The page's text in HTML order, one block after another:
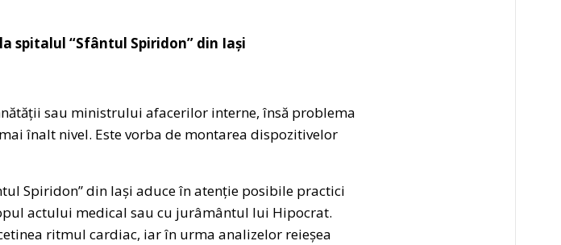
spitalul “Sfântul Spiridon” din Iași
sau ministrului afacerilor interne, însă problema
înalt nivel. Este vorba de montarea dispozitivelor
Spiridon” din Iași aduce în atenție posibile practici
actului medical sau cu jurâmântul lui Hipocrat.
ritmul cardiac, iar în urma analizelor reieșea